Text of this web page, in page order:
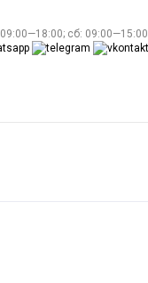
09:00—18:00; сб: 09:00—15:00